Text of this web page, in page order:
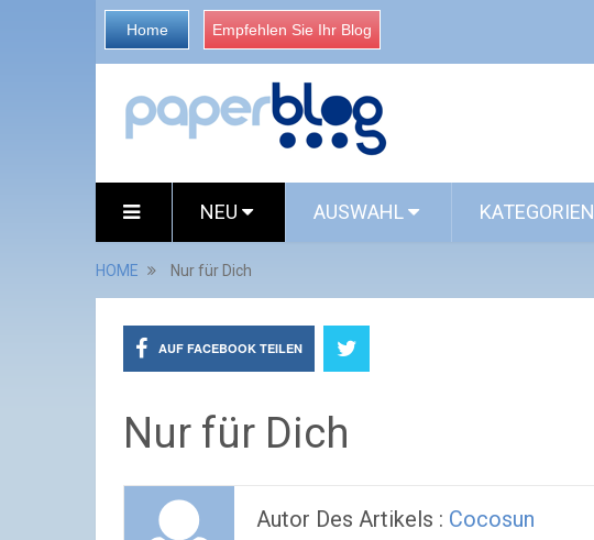
Home Empfehlen Sie Ihr Blog
NEU AUSWAHL KATEGORIEN
HOME Nur für Dich
AUF FACEBOOK TEILEN
Nur für Dich
Autor Des Artikels : Cocosun